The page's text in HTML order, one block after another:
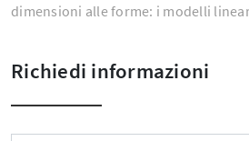
dimensioni alle forme: i modelli
Richiedi informazioni